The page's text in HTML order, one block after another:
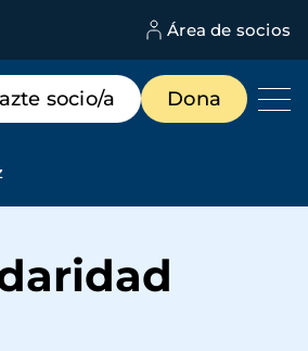
Área de socios
socio/a Dona